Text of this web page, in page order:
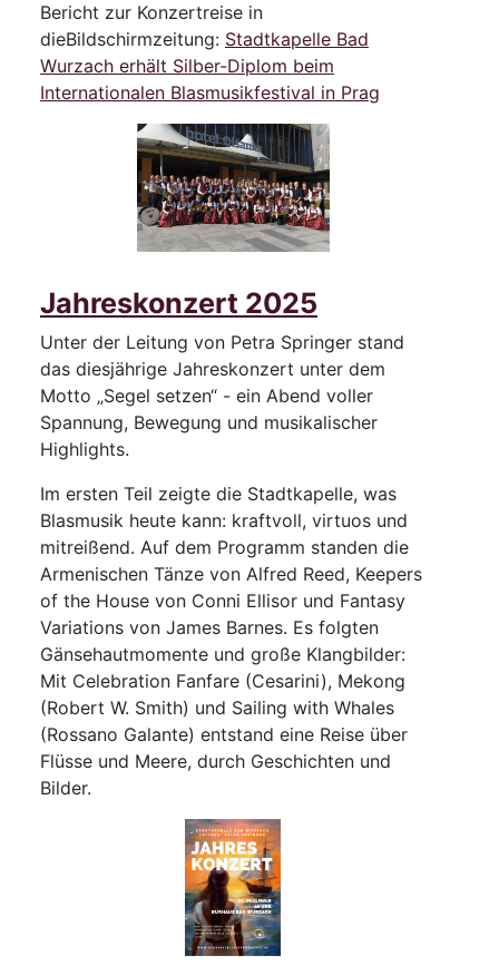
Bericht zur Konzertreise in
dieBildschirmzeitung: Stadtkapelle Bad
Wurzach erhält Silber-Diplom beim
Internationalen Blasmusikfestival in Prag
Jahreskonzert 2025
Unter der Leitung von Petra Springer stand
das diesjährige Jahreskonzert unter dem
Motto „Segel setzen“ - ein Abend voller
Spannung, Bewegung und musikalischer
Highlights.
Im ersten Teil zeigte die Stadtkapelle, was
Blasmusik heute kann: kraftvoll, virtuos und
mitreißend. Auf dem Programm standen die
Armenischen Tänze von Alfred Reed, Keepers
of the House von Conni Ellisor und Fantasy
Variations von James Barnes. Es folgten
Gänsehautmomente und große Klangbilder:
Mit Celebration Fanfare (Cesarini), Mekong
(Robert W. Smith) und Sailing with Whales
(Rossano Galante) entstand eine Reise über
Flüsse und Meere, durch Geschichten und
Bilder.